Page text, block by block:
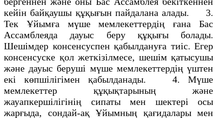
кейін байқаушы құқығын пайдалана алады. 3.
Тек Ұйымға мүше мемлекеттердің ғана Бас
Ассамблеяда дауыс беру құқығы болады.
Шешімдер консенсуспен қабылдануға тиіс. Егер
консенсуске қол жеткізілмесе, шешім қатысушы
және дауыс беруші мүше мемлекеттердің үштен
екі көпшілігімен қабылданады. 4. Мүше
мемлекеттер құқықтарының және
жауапкершілігінің сипаты мен шектері осы
жарғыда, сондай-ақ Ұйымның қағидалары мен